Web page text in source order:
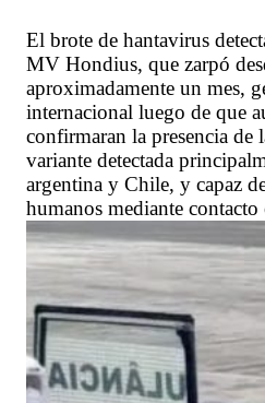
El brote de hantavirus
MV Hondius, que zarpó
aproximadamente un mes,
internacional luego de que
confirmaran la presencia de
variante detectada
argentina y Chile, y capaz
humanos mediante